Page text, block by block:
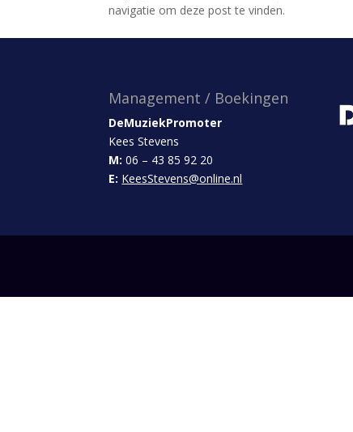
navigatie om deze post te vinden.
Management / Boekingen
DeMuziekPromoter
Kees Stevens
M: 06 – 43 85 92 20
E: KeesStevens@online.nl